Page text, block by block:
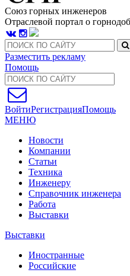
Союз горных инженеров
Отраслевой портал о
Разместить рекламу
Помощь
ВойтиРегистрацияПомощь
МЕНЮ
Новости
Компании
Статьи
Техника
Инженеру
Справочник инженера
Работа
Выставки
Выставки
Иностранные
Российские